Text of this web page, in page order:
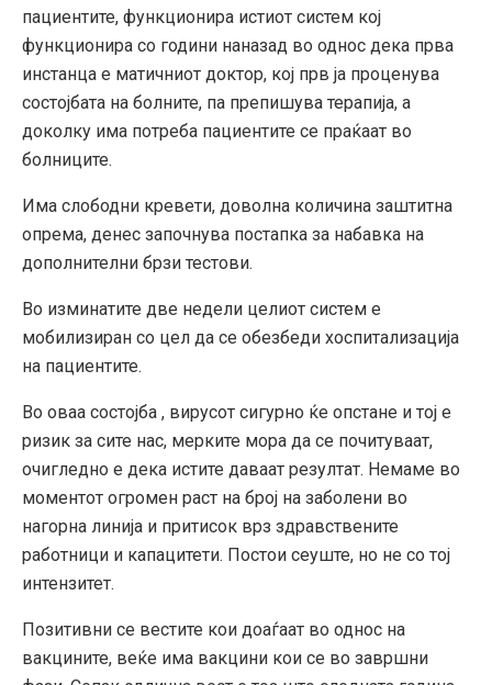
пациентите, функционира истиот систем кој
функционира со години наназад во однос дека прва
инстанца е матичниот доктор, кој прв ја проценува
состојбата на болните, па препишува терапија, а
доколку има потреба пациентите се праќаат во
болниците.
Има слободни кревети, доволна количина заштитна
опрема, денес започнува постапка за набавка на
дополнителни брзи тестови.
Во изминатите две недели целиот систем е
мобилизиран со цел да се обезбеди хоспитализација
на пациентите.
Во оваа состојба , вирусот сигурно ќе опстане и тој е
ризик за сите нас, мерките мора да се почитуваат,
очигледно е дека истите даваат резултат. Немаме во
моментот огромен раст на број на заболени во
нагорна линија и притисок врз здравствените
работници и капацитети. Постои сеуште, но не со тој
интензитет.
Позитивни се вестите кои доаѓаат во однос на
вакцините, веќе има вакцини кои се во завршни